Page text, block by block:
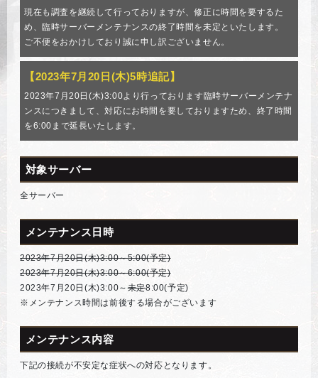
現在も調査を継続して行っておりますが、修正に時間を要するた
め、臨時サーバーメンテナンスの終了時間を未定といたします。
ご不便をおかけしており誠に申し訳ございません。
【2023年7月20日(木)5時追記】
2023年7月20日(木)3:00より行っております臨時サーバーメンテナ
ンスにつきまして、対応にお時間を要しておりますため、終了時間
を6:00まで延長いたします。
対象サーバー
全サーバー
メンテナンス日時
2023年7月20日(木)3:00～5:00(予定)
2023年7月20日(木)3:00～6:00(予定)
2023年7月20日(木)3:00～未定8:00(予定)
※メンテナンス時間は前後する場合がございます
メンテナンス内容
下記の接続が不安定な症状への対応となります。